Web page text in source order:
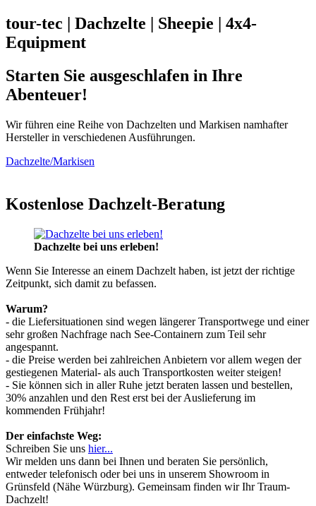
tour-tec | Dachzelte | Sheepie | 4x4-
Equipment
Starten Sie ausgeschlafen in Ihre
Abenteuer!
Wir führen eine Reihe von Dachzelten und Markisen namhafter
Hersteller in verschiedenen Ausführungen.
Dachzelte/Markisen
Kostenlose Dachzelt-Beratung
Dachzelte bei uns erleben!
Wenn Sie Interesse an einem Dachzelt haben, ist jetzt der richtige
Zeitpunkt, sich damit zu befassen.
Warum?
- die Liefersituationen sind wegen längerer Transportwege und einer
sehr großen Nachfrage nach See-Containern zum Teil sehr
angespannt.
- die Preise werden bei zahlreichen Anbietern vor allem wegen der
gestiegenen Material- als auch Transportkosten weiter steigen!
- Sie können sich in aller Ruhe jetzt beraten lassen und bestellen,
30% anzahlen und den Rest erst bei der Auslieferung im
kommenden Frühjahr!
Der einfachste Weg:
Schreiben Sie uns hier...
Wir melden uns dann bei Ihnen und beraten Sie persönlich,
entweder telefonisch oder bei uns in unserem Showroom in
Grünsfeld (Nähe Würzburg). Gemeinsam finden wir Ihr Traum-
Dachzelt!